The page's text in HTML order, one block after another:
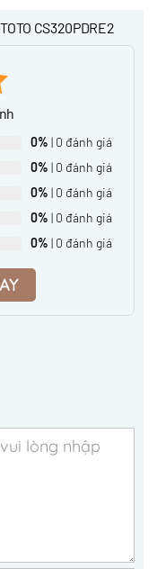
CS320PDRE2
0% | 0 đánh giá
0% | 0 đánh giá
0% | 0 đánh giá
0% | 0 đánh giá
0% | 0 đánh giá